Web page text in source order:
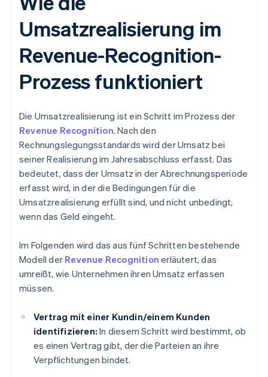
Umsatzrealisierung im
Revenue-Recognition-
Prozess funktioniert
Die Umsatzrealisierung ist ein Schritt im Prozess der
Revenue Recognition. Nach den
Rechnungslegungsstandards wird der Umsatz bei
seiner Realisierung im Jahresabschluss erfasst. Das
bedeutet, dass der Umsatz in der Abrechnungsperiode
erfasst wird, in der die Bedingungen für die
Umsatzrealisierung erfüllt sind, und nicht unbedingt,
wenn das Geld eingeht.
Im Folgenden wird das aus fünf Schritten bestehende
Modell der Revenue Recognition erläutert, das
umreißt, wie Unternehmen ihren Umsatz erfassen
müssen.
Vertrag mit einer Kundin/einem Kunden
identifizieren: In diesem Schritt wird bestimmt, ob
es einen Vertrag gibt, der die Parteien an ihre
Verpflichtungen bindet.